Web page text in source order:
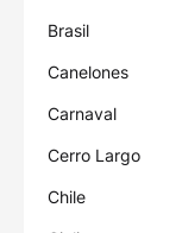
Brasil
Canelones
Carnaval
Cerro Largo
Chile